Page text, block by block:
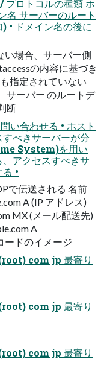
ロトコルの種類 ホ
名 サーバーのルート
• ドメイン名の後に
い場合、サーバー側
の内容に基づき
指定されていない
サーバー のルートデ
断
い合わせる • ホスト
べきサーバーが分
System)を用い
アクセスすべきサ
•
で伝送される 名前
A (IP アドレス)
MX (メール配送先)
A
ードのイメージ
com jp 最寄り
com jp 最寄り
com jp 最寄り